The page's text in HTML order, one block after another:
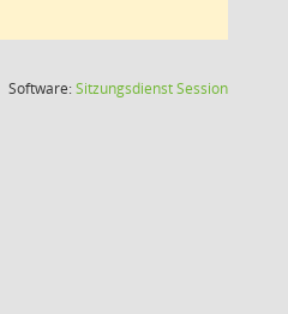
Software:SitzungsdienstSession(Wird in